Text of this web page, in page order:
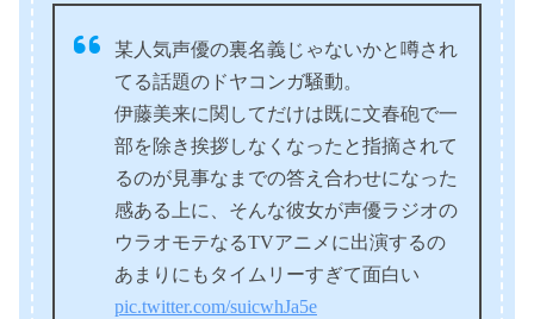
某人気声優の裏名義じゃないかと噂され
てる話題のドヤコンガ騒動。
伊藤美来に関してだけは既に文春砲で一
部を除き挨拶しなくなったと指摘されて
るのが見事なまでの答え合わせになった
感ある上に、そんな彼女が声優ラジオの
ウラオモテなるTVアニメに出演するの
あまりにもタイムリーすぎて面白い
pic.twitter.com/suicwhJa5e